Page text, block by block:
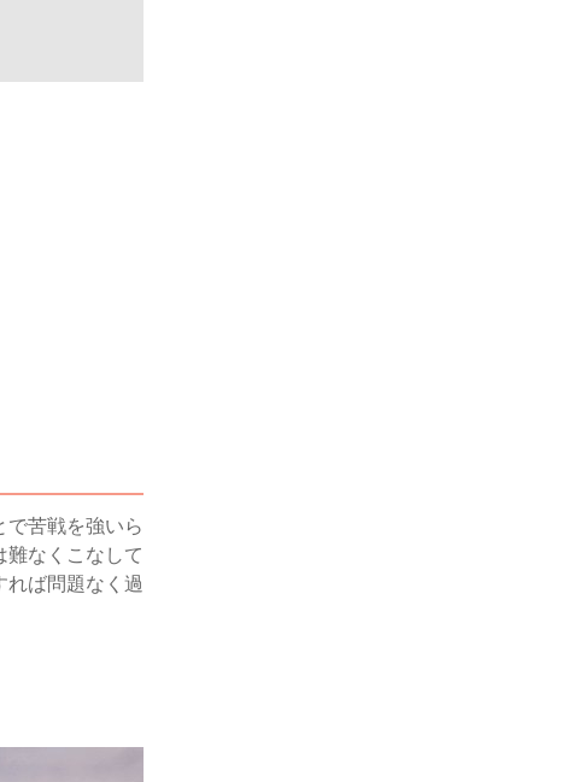
苦戦を強いら
なくこなして
ば問題なく過